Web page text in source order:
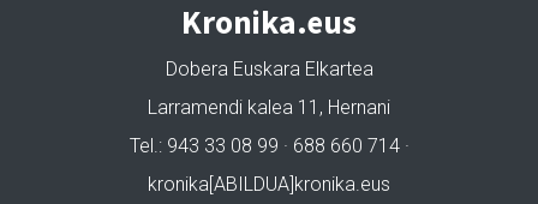
Kronika.eus
Dobera Euskara Elkartea
Larramendi kalea 11, Hernani
Tel.: 943 33 08 99 · 688 660 714 ·
kronika[ABILDUA]kronika.eus